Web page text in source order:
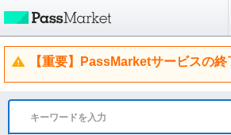
【重要】PassMarketサービスの終